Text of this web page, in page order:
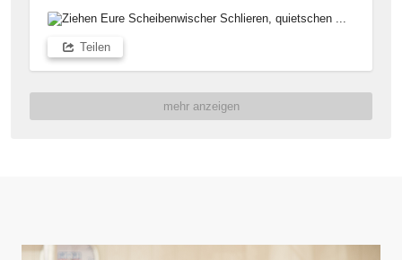
Wischwasser bleibt Eure Windschutzscheibe sauber
Eine klare Sicht extrem wichtig für Eure Sicherheit im
und Wischwasser regelmäßig bei uns in Kirchen
kontrollieren lassen. Unser Team sorgt für den
Teilen
mehr anzeigen